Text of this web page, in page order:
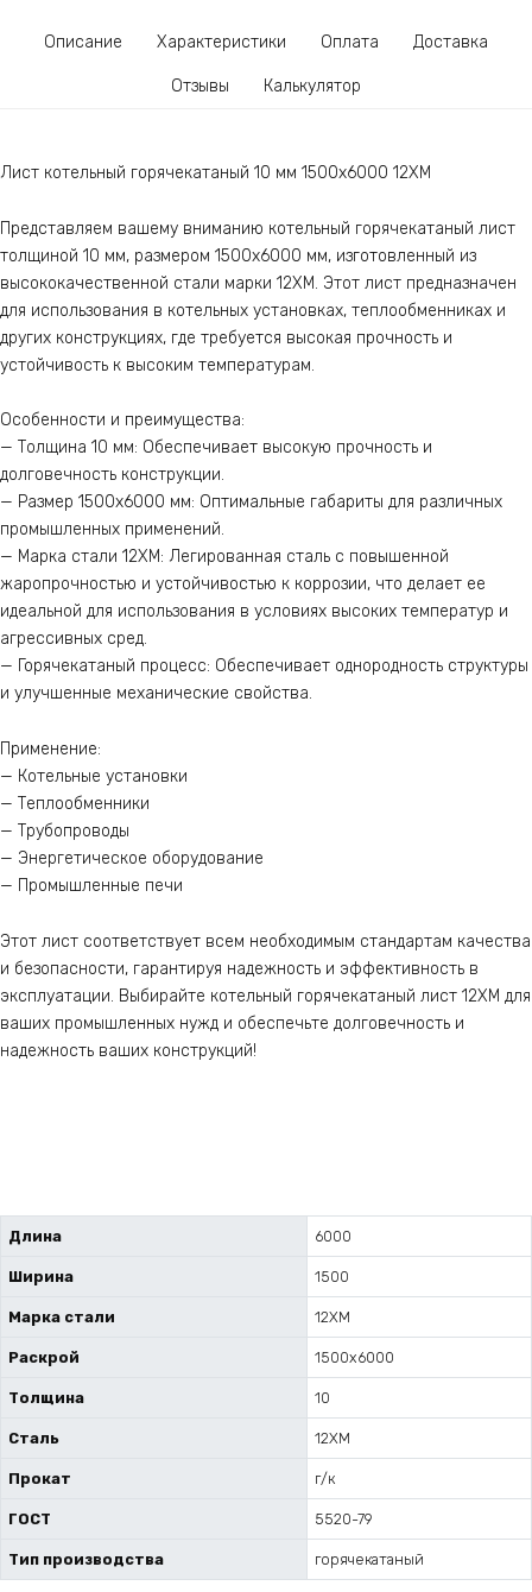
Описание Характеристики Оплата Доставка
Отзывы Калькулятор
Лист котельный горячекатаный 10 мм 1500х6000 12ХМ
Представляем вашему вниманию котельный горячекатаный лист
толщиной 10 мм, размером 1500х6000 мм, изготовленный из
высококачественной стали марки 12ХМ. Этот лист предназначен
для использования в котельных установках, теплообменниках и
других конструкциях, где требуется высокая прочность и
устойчивость к высоким температурам.
Особенности и преимущества:
— Толщина 10 мм: Обеспечивает высокую прочность и
долговечность конструкции.
— Размер 1500х6000 мм: Оптимальные габариты для различных
промышленных применений.
— Марка стали 12ХМ: Легированная сталь с повышенной
жаропрочностью и устойчивостью к коррозии, что делает ее
идеальной для использования в условиях высоких температур и
агрессивных сред.
— Горячекатаный процесс: Обеспечивает однородность структуры
и улучшенные механические свойства.
Применение:
— Котельные установки
— Теплообменники
— Трубопроводы
— Энергетическое оборудование
— Промышленные печи
Этот лист соответствует всем необходимым стандартам качества
и безопасности, гарантируя надежность и эффективность в
эксплуатации. Выбирайте котельный горячекатаный лист 12ХМ для
ваших промышленных нужд и обеспечьте долговечность и
надежность ваших конструкций!
Длина 6000
Ширина 1500
Марка стали 12ХМ
Раскрой 1500х6000
Толщина 10
Сталь 12ХМ
Прокат г/к
ГОСТ 5520-79
Тип производства горячекатаный